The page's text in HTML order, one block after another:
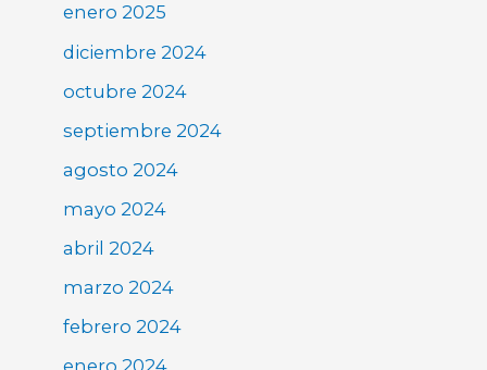
enero 2025
diciembre 2024
octubre 2024
septiembre 2024
agosto 2024
mayo 2024
abril 2024
marzo 2024
febrero 2024